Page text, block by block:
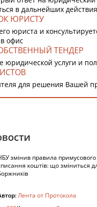
в дальнейших
ЮРИСТУ
юриста и
офис
ТЕНДЕР
юридической услуги и
для решения Вашей
змінив правила примусового
коштів: що зміниться
Лента от Протокола